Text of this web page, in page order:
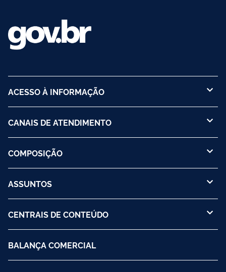
ACESSO À INFORMAÇÃO
CANAIS DE ATENDIMENTO
COMPOSIÇÃO
ASSUNTOS
CENTRAIS DE CONTEÚDO
BALANÇA COMERCIAL